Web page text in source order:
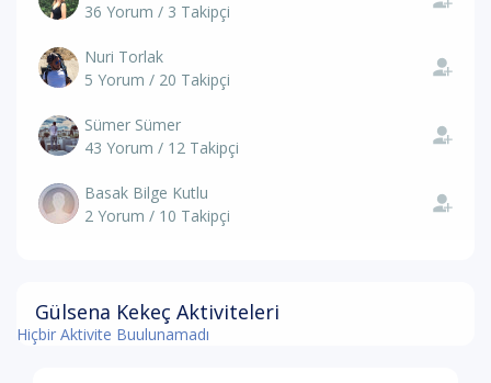
36 Yorum / 3 Takipçi
Nuri Torlak
5 Yorum / 20 Takipçi
Sümer Sümer
43 Yorum / 12 Takipçi
Basak Bilge Kutlu
2 Yorum / 10 Takipçi
Gülsena Kekeç Aktiviteleri
Hiçbir Aktivite Buulunamadı